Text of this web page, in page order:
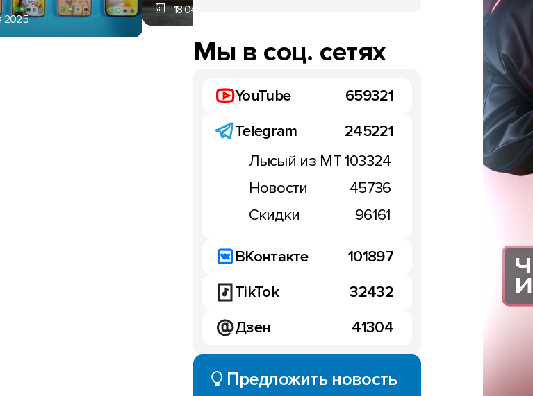
2025
18:04, 30 мая 2025
ВИДЕО: распаковка
Мы в соц. сетях
YouTube
659321
Telegram
245221
Лысый из МТ103324
Новости
45736
Скидки
96161
ВКонтакте
101897
TikTok
32432
Дзен
41304
Предложить новость